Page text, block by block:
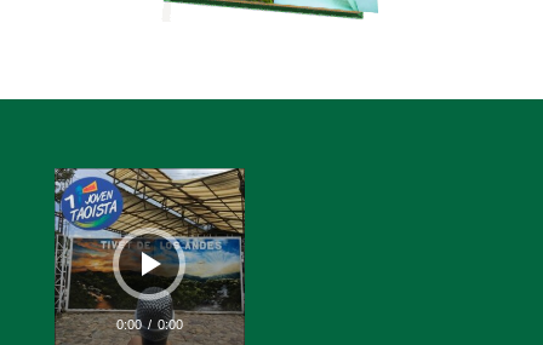
Reproductor
de
audio
0:00 / 0:00